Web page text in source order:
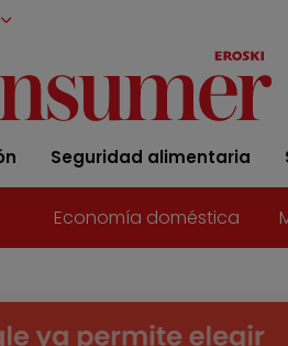
Seguridad alimentaria
Economía doméstica